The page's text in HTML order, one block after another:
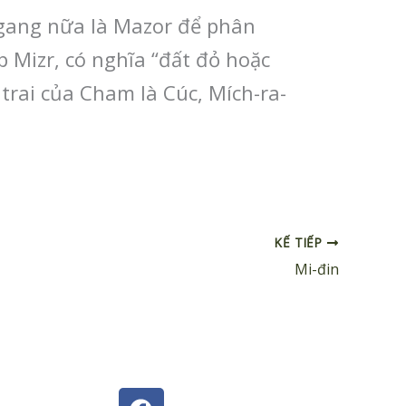
nữa là Mazor để phân
có nghĩa “đất đỏ hoặc
của Cham là Cúc, Mích-ra-
KẾ TIẾP
Mi-đin
F